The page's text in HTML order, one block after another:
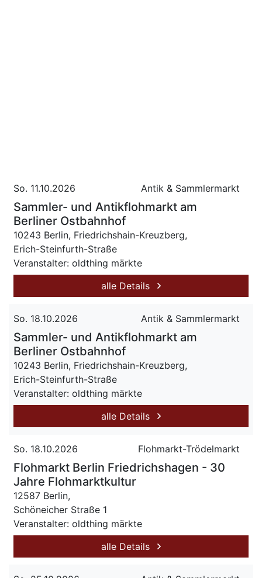
So. 11.10.2026 Antik & Sammlermarkt
Sammler- und Antikflohmarkt am
Berliner Ostbahnhof
10243 Berlin, Friedrichshain-Kreuzberg,
Erich-Steinfurth-Straße
Veranstalter: oldthing märkte
alle Details
So. 18.10.2026 Antik & Sammlermarkt
Sammler- und Antikflohmarkt am
Berliner Ostbahnhof
10243 Berlin, Friedrichshain-Kreuzberg,
Erich-Steinfurth-Straße
Veranstalter: oldthing märkte
alle Details
So. 18.10.2026 Flohmarkt-Trödelmarkt
Flohmarkt Berlin Friedrichshagen - 30
Jahre Flohmarktkultur
12587 Berlin,
Schöneicher Straße 1
Veranstalter: oldthing märkte
alle Details